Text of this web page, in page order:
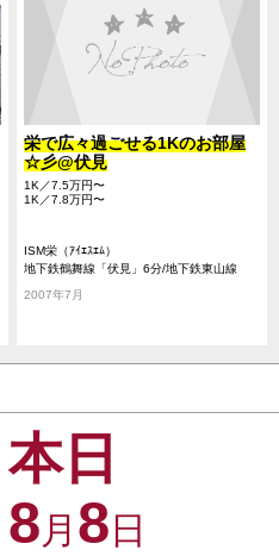
栄で広々過ごせる1Kのお部屋
☆彡@伏見
1K／7.5万円〜
1K／7.8万円〜
ISM栄（ｱｲｴｽｴﾑ）
地下鉄鶴舞線「伏見」6分/地下鉄東山線
2007年7月
本日
8 月 8 日